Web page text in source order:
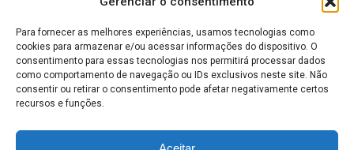
Para fornecer as melhores experiências, usamos tecnologias como
cookies para armazenar e/ou acessar informações do dispositivo. O
consentimento para essas tecnologias nos permitirá processar dados
como comportamento de navegação ou IDs exclusivos neste site. Não
consentir ou retirar o consentimento pode afetar negativamente certos
recursos e funções.